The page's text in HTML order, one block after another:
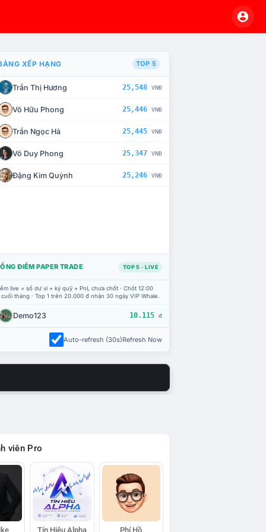
CHẾ TÀI XỬ LÝ VI PHẠM
XẾP HẠNG TOP 5
Trần Thị Hương 25,548 VNĐ
Võ Hữu Phong 25,446 VNĐ
Trần Ngọc Hà 25,445 VNĐ
Võ Duy Phong 25,347 VNĐ
Đặng Kim Quỳnh 25,246 VNĐ
ĐIỂM PAPER TRADE TOP 5 · LIVE
live = số dư ví + ký quỹ + PnL chưa chốt · Chốt 12:00
tháng · Top 1 trên 20.000 đ nhận 30 ngày VIP Whale.
Demo123 10.115 đ
Auto-refresh (30s)Refresh Now
viên Pro
Tín Hiệu Alpha Phí Hồ